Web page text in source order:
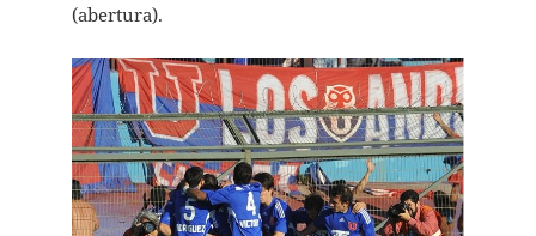
(abertura).